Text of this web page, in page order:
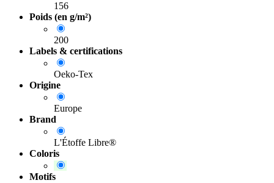
156
Poids (en g/m²)
200
Labels & certifications
Oeko-Tex
Origine
Europe
Brand
L'Étoffe Libre®
Coloris
Motifs